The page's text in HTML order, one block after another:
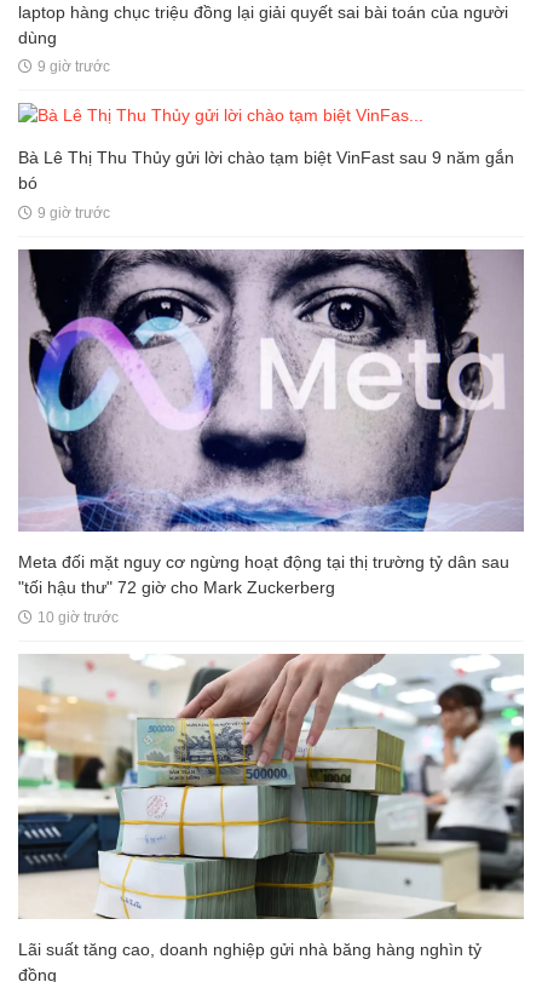
laptop hàng chục triệu đồng lại giải quyết sai bài toán của người
dùng
9 giờ trước
Bà Lê Thị Thu Thủy gửi lời chào tạm biệt VinFast sau 9 năm gắn
bó
9 giờ trước
Meta đối mặt nguy cơ ngừng hoạt động tại thị trường tỷ dân sau
"tối hậu thư" 72 giờ cho Mark Zuckerberg
10 giờ trước
Lãi suất tăng cao, doanh nghiệp gửi nhà băng hàng nghìn tỷ
đồng